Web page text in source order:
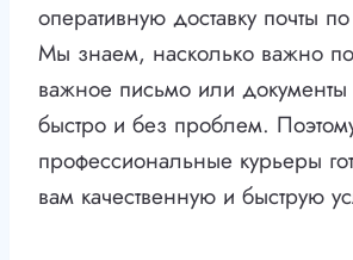
оперативную доставку почты
Мы знаем, насколько важно
важное письмо или документы
быстро и без проблем.
профессиональные курьеры
вам качественную и быструю